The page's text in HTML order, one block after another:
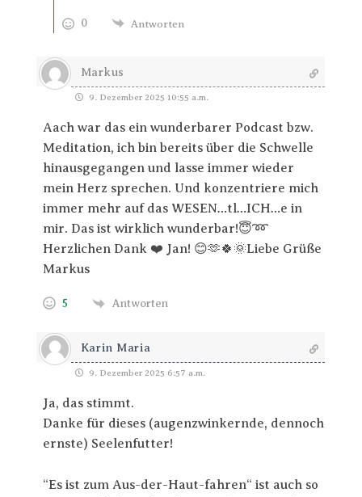
0 Antworten
Markus
9. Dezember 2025 10:55 a.m.
Aach war das ein wunderbarer Podcast bzw.
Meditation, ich bin bereits über die Schwelle
hinausgegangen und lasse immer wieder
mein Herz sprechen. Und konzentriere mich
immer mehr auf das WESEN…tl…ICH…e in
mir. Das ist wirklich wunderbar!😇➿️
Herzlichen Dank ❤️ Jan! 😊🫶🍀🌞Liebe Grüße
Markus
5 Antworten
Karin Maria
9. Dezember 2025 6:57 a.m.
Ja, das stimmt.
Danke für dieses (augenzwinkernde, dennoch
ernste) Seelenfutter!
“Es ist zum Aus-der-Haut-fahren“ ist auch so